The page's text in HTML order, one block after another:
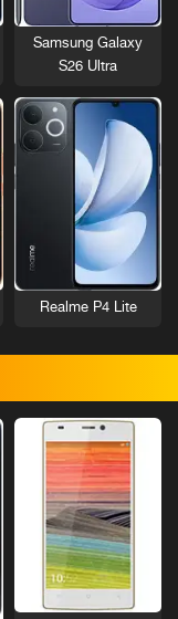
Samsung Galaxy
S26 Ultra
Realme P4 Lite